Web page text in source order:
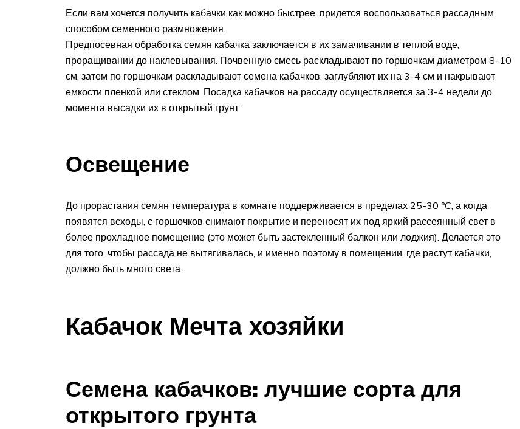
Если вам хочется получить кабачки как можно быстрее, придется воспользоваться рассадным
способом семенного размножения.
Предпосевная обработка семян кабачка заключается в их замачивании в теплой воде,
проращивании до наклевывания. Почвенную смесь раскладывают по горшочкам диаметром 8-10
см, затем по горшочкам раскладывают семена кабачков, заглубляют их на 3-4 см и накрывают
емкости пленкой или стеклом. Посадка кабачков на рассаду осуществляется за 3-4 недели до
момента высадки их в открытый грунт
Освещение
До прорастания семян температура в комнате поддерживается в пределах 25-30 ºC, а когда
появятся всходы, с горшочков снимают покрытие и переносят их под яркий рассеянный свет в
более прохладное помещение (это может быть застекленный балкон или лоджия). Делается это
для того, чтобы рассада не вытягивалась, и именно поэтому в помещении, где растут кабачки,
должно быть много света.
Кабачок Мечта хозяйки
Семена кабачков: лучшие сорта для
открытого грунта